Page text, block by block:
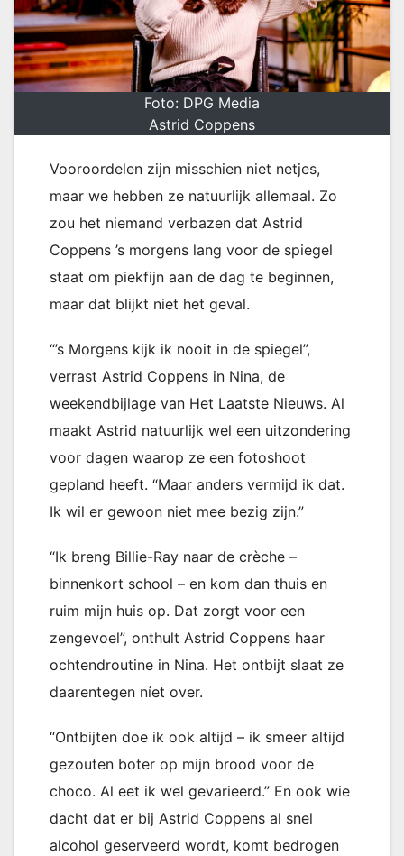
Foto: DPG Media
Astrid Coppens
Vooroordelen zijn misschien niet netjes,
maar we hebben ze natuurlijk allemaal. Zo
zou het niemand verbazen dat Astrid
Coppens ’s morgens lang voor de spiegel
staat om piekfijn aan de dag te beginnen,
maar dat blijkt niet het geval.
“’s Morgens kijk ik nooit in de spiegel”,
verrast Astrid Coppens in Nina, de
weekendbijlage van Het Laatste Nieuws. Al
maakt Astrid natuurlijk wel een uitzondering
voor dagen waarop ze een fotoshoot
gepland heeft. “Maar anders vermijd ik dat.
Ik wil er gewoon niet mee bezig zijn.”
“Ik breng Billie-Ray naar de crèche –
binnenkort school – en kom dan thuis en
ruim mijn huis op. Dat zorgt voor een
zengevoel”, onthult Astrid Coppens haar
ochtendroutine in Nina. Het ontbijt slaat ze
daarentegen níet over.
“Ontbijten doe ik ook altijd – ik smeer altijd
gezouten boter op mijn brood voor de
choco. Al eet ik wel gevarieerd.” En ook wie
dacht dat er bij Astrid Coppens al snel
alcohol geserveerd wordt, komt bedrogen